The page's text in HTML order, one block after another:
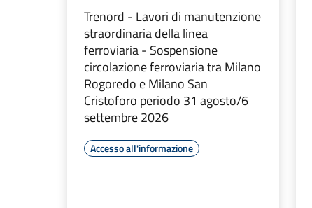
Trenord - Lavori di manutenzione
straordinaria della linea
ferroviaria - Sospensione
circolazione ferroviaria tra Milano
Rogoredo e Milano San
Cristoforo periodo 31 agosto/6
settembre 2026
Accesso all'informazione